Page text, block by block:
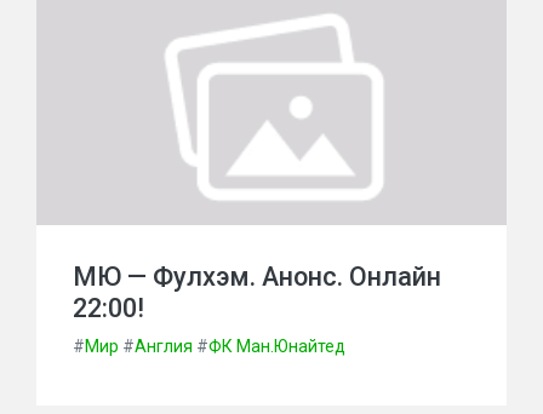
МЮ — Фулхэм. Анонс. Онлайн
22:00!
#Мир #Англия #ФК Ман.Юнайтед